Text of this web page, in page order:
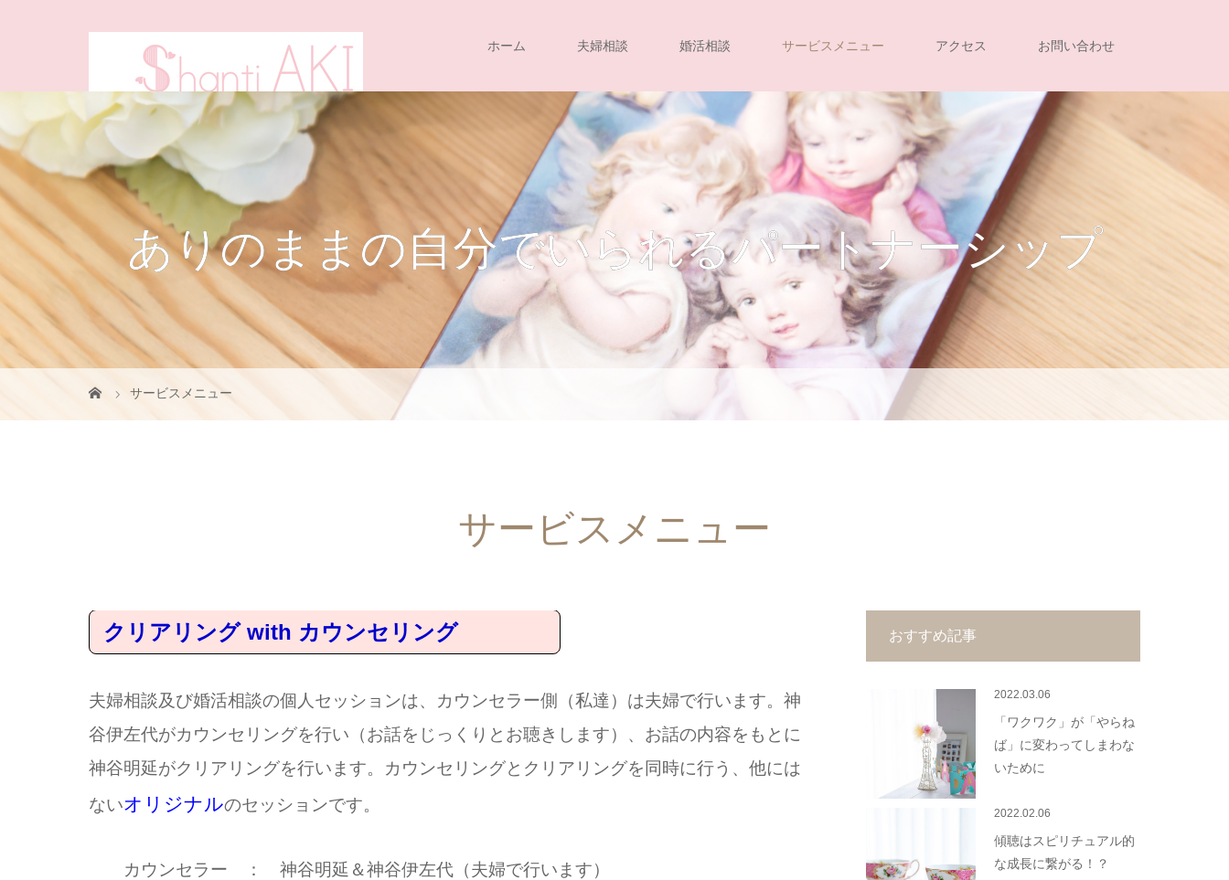
ホーム 夫婦相談 婚活相談 サービスメニュー アクセス お問い合わせ
ありのままの自分でいられるパートナーシップ
サービスメニュー
サービスメニュー
クリアリング with カウンセリング
夫婦相談及び婚活相談の個人セッションは、カウンセラー側（私達）は夫婦で行います。神
谷伊左代がカウンセリングを行い（お話をじっくりとお聴きします）、お話の内容をもとに
神谷明延がクリアリングを行います。カウンセリングとクリアリングを同時に行う、他には
ないオリジナルのセッションです。
カウンセラー ： 神谷明延＆神谷伊左代（夫婦で行います）
おすすめ記事
2022.03.06
「ワクワク」が「やらね
ば」に変わってしまわな
いために
2022.02.06
傾聴はスピリチュアル的
な成長に繋がる！？